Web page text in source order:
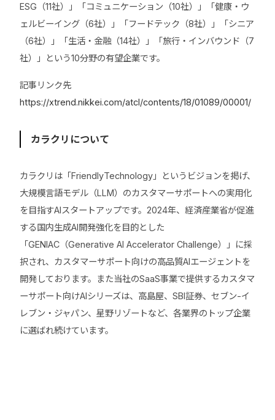
ESG（11社）」「コミュニケーション（10社）」「健康・ウ
ェルビーイング（6社）」「フードテック（8社）」「シニア
（6社）」「生活・金融（14社）」「旅行・インバウンド（7
社）」という10分野の有望企業です。
記事リンク先
https://xtrend.nikkei.com/atcl/contents/18/01089/00001/
カラクリについて
カラクリは「FriendlyTechnology」というビジョンを掲げ、
大規模言語モデル（LLM）のカスタマーサポートへの実用化
を目指すAIスタートアップです。2024年、経済産業省が促進
する国内生成AI開発強化を目的とした
「GENIAC（Generative AI Accelerator Challenge）」に採
択され、カスタマーサポート向けの高品質AIエージェントを
開発しております。また当社のSaaS事業で提供するカスタマ
ーサポート向けAIシリーズは、高島屋、SBI証券、セブン-イ
レブン・ジャパン、星野リゾートなど、各業界のトップ企業
に選ばれ続けています。